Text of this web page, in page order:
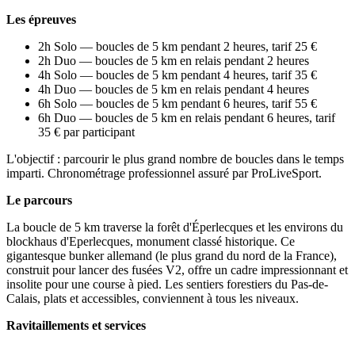
Les épreuves
2h Solo — boucles de 5 km pendant 2 heures, tarif 25 €
2h Duo — boucles de 5 km en relais pendant 2 heures
4h Solo — boucles de 5 km pendant 4 heures, tarif 35 €
4h Duo — boucles de 5 km en relais pendant 4 heures
6h Solo — boucles de 5 km pendant 6 heures, tarif 55 €
6h Duo — boucles de 5 km en relais pendant 6 heures, tarif
35 € par participant
L'objectif : parcourir le plus grand nombre de boucles dans le temps
imparti. Chronométrage professionnel assuré par ProLiveSport.
Le parcours
La boucle de 5 km traverse la forêt d'Éperlecques et les environs du
blockhaus d'Eperlecques, monument classé historique. Ce
gigantesque bunker allemand (le plus grand du nord de la France),
construit pour lancer des fusées V2, offre un cadre impressionnant et
insolite pour une course à pied. Les sentiers forestiers du Pas-de-
Calais, plats et accessibles, conviennent à tous les niveaux.
Ravitaillements et services